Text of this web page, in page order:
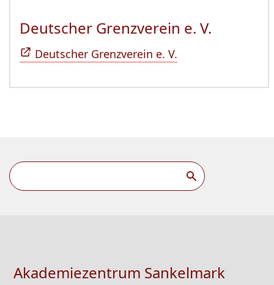
Deutscher Grenzverein e. V.
Deutscher Grenzverein e. V.
Akademiezentrum Sankelmark